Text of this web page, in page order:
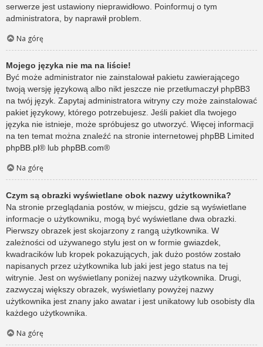
serwerze jest ustawiony nieprawidłowo. Poinformuj o tym
administratora, by naprawił problem.
Na górę
Mojego języka nie ma na liście!
Być może administrator nie zainstalował pakietu zawierającego
twoją wersję językową albo nikt jeszcze nie przetłumaczył phpBB3
na twój język. Zapytaj administratora witryny czy może zainstalować
pakiet językowy, którego potrzebujesz. Jeśli pakiet dla twojego
języka nie istnieje, może spróbujesz go utworzyć. Więcej informacji
na ten temat można znaleźć na stronie internetowej phpBB Limited
phpBB.pl® lub phpBB.com®
Na górę
Czym są obrazki wyświetlane obok nazwy użytkownika?
Na stronie przeglądania postów, w miejscu, gdzie są wyświetlane
informacje o użytkowniku, mogą być wyświetlane dwa obrazki.
Pierwszy obrazek jest skojarzony z rangą użytkownika. W
zależności od używanego stylu jest on w formie gwiazdek,
kwadracików lub kropek pokazujących, jak dużo postów zostało
napisanych przez użytkownika lub jaki jest jego status na tej
witrynie. Jest on wyświetlany poniżej nazwy użytkownika. Drugi,
zazwyczaj większy obrazek, wyświetlany powyżej nazwy
użytkownika jest znany jako awatar i jest unikatowy lub osobisty dla
każdego użytkownika.
Na górę